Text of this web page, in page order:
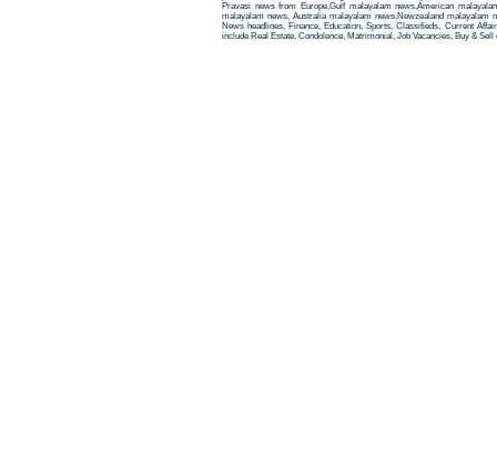
Pravasi news from Europe,Gulf malayalam news,American
malayalam news, Australia malayalam news,Newzealand malayalam
News headlines, Finance, Education, Sports, Classifieds, Current
include Real Estate, Condolence, Matrimonial, Job Vacancies, Buy &